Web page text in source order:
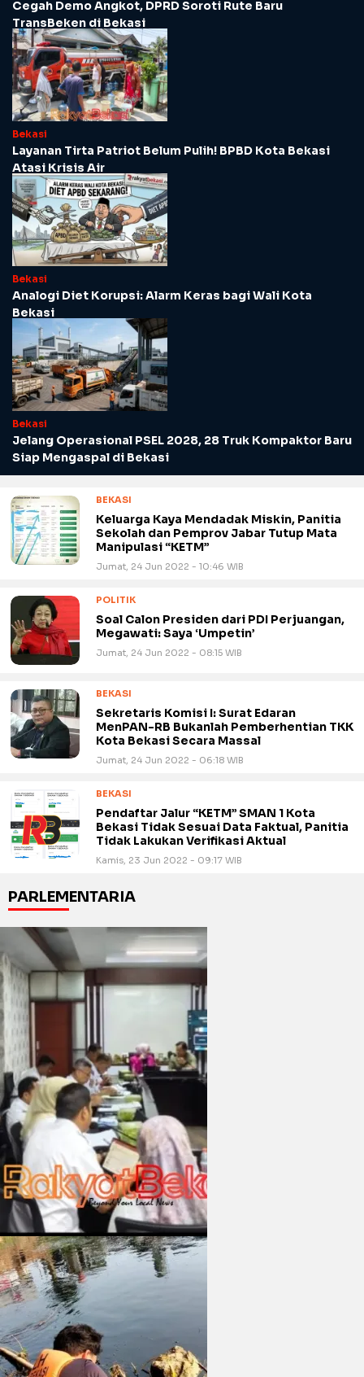
Cegah Demo Angkot, DPRD Soroti Rute Baru
TransBeken di Bekasi
Bekasi
Layanan Tirta Patriot Belum Pulih! BPBD Kota Bekasi
Atasi Krisis Air
Bekasi
Analogi Diet Korupsi: Alarm Keras bagi Wali Kota
Bekasi
Bekasi
Jelang Operasional PSEL 2028, 28 Truk Kompaktor Baru
Siap Mengaspal di Bekasi
BEKASI
Keluarga Kaya Mendadak Miskin, Panitia
Sekolah dan Pemprov Jabar Tutup Mata
Manipulasi “KETM”
Jumat, 24 Jun 2022 - 10:46 WIB
POLITIK
Soal Calon Presiden dari PDI Perjuangan,
Megawati: Saya ‘Umpetin’
Jumat, 24 Jun 2022 - 08:15 WIB
BEKASI
Sekretaris Komisi I: Surat Edaran
MenPAN-RB Bukanlah Pemberhentian TKK
Kota Bekasi Secara Massal
Jumat, 24 Jun 2022 - 06:18 WIB
BEKASI
Pendaftar Jalur “KETM” SMAN 1 Kota
Bekasi Tidak Sesuai Data Faktual, Panitia
Tidak Lakukan Verifikasi Aktual
Kamis, 23 Jun 2022 - 09:17 WIB
PARLEMENTARIA